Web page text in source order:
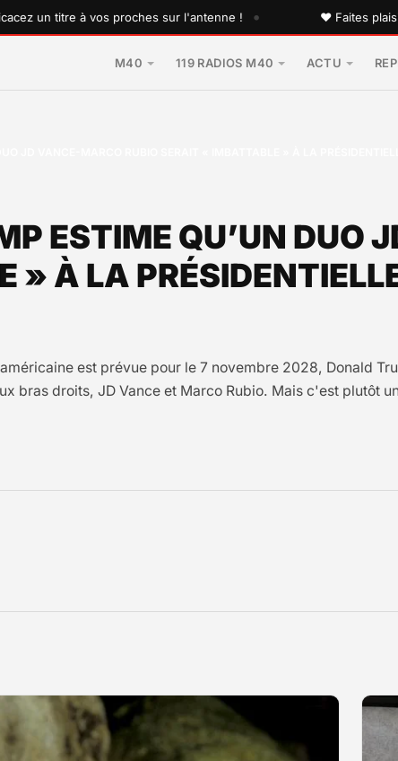
titre à vos proches sur l'antenne ! • ♥ Faites plaisir à
M40 119 RADIOS M40 ACTU
ESTIME QU’UN DUO
» À LA
est prévue pour le 7 novembre 2028, Donald
bras droits, JD Vance et Marco Rubio. Mais c'est plutôt